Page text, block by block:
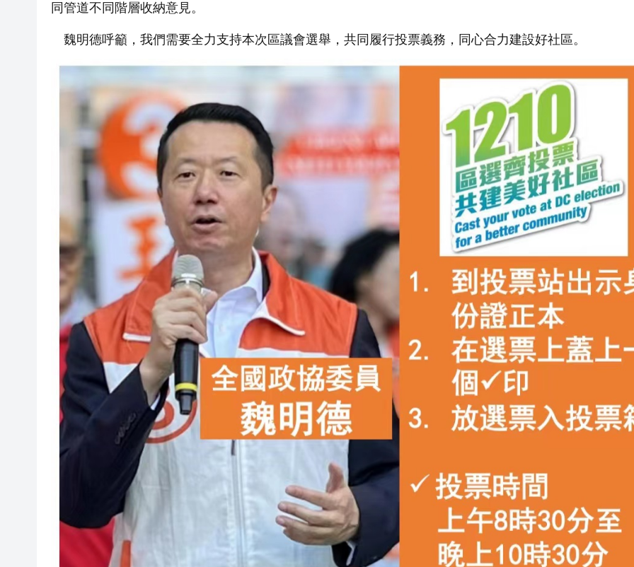
同管道不同階層收納意見。
魏明德呼籲，我們需要全力支持本次區議會選舉，共同履行投票義務，同心合力建設好社區。